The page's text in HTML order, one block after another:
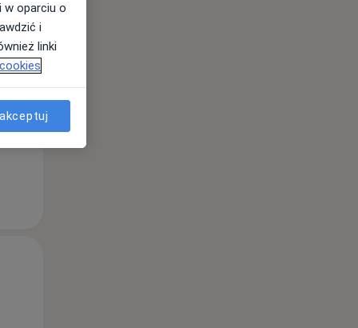
Wt,
11 Sie
w oparciu o
i
linki